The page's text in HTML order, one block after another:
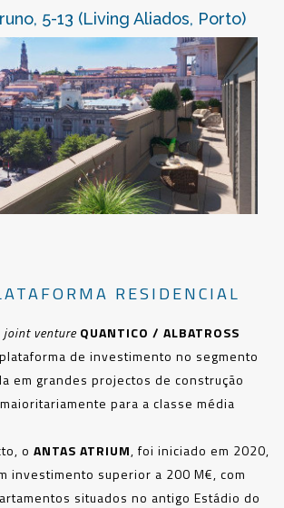
5-13 (Living Aliados, Porto)
RESIDENCIAL
joint venture QUANTICO / ALBATROSS
de investimento no segmento
em grandes projectos de construção
para a classe média
o ANTAS ATRIUM, foi iniciado em 2020,
investimento superior a 200 M€, com
situados no antigo Estádio do